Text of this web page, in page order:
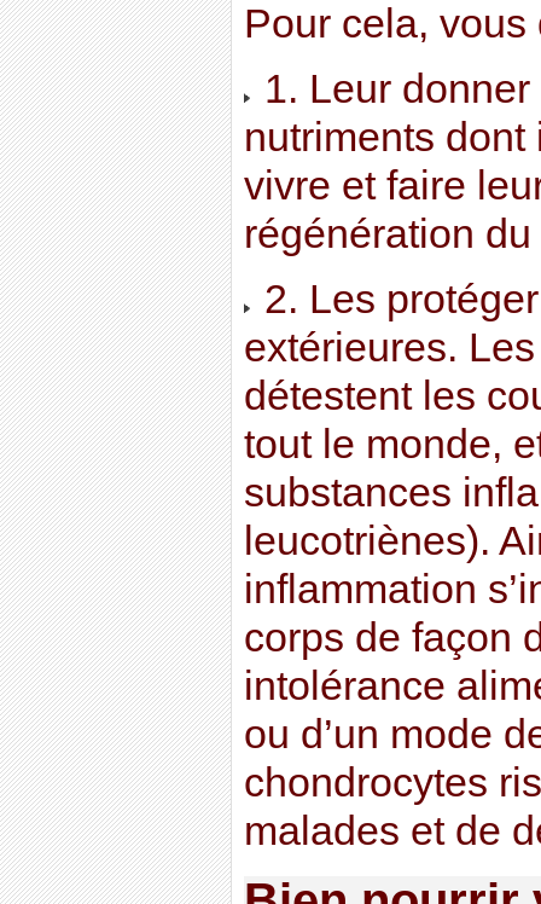
Pour cela, vous
1. Leur donner
nutriments
vivre et faire
régénération
2. Les
extérieures.
détestent les
tout le monde,
substances
leucotriènes).
inflammation
corps de façon
intolérance
ou d’un mode
chondrocytes
malades et de